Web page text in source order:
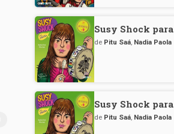
Susy Shock
de Pitu Saá, Nadia
Susy Shock
de Pitu Saá, Nadia